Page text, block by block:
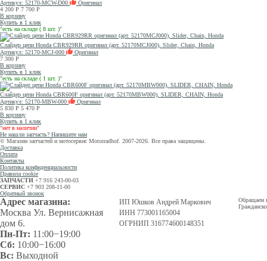
Артикул: 52170-MCW-D00
Оригинал
4 200 Р 7 700 Р
В корзину
Купить в 1 клик
"есть на складе ( 8 шт. )"
Слайдер цепи Honda CBR929RR оригинал (арт. 52170MCJ000), Slider, Chain, Honda
Артикул: 52170-MCJ-000
Оригинал
7 300 Р
В корзину
Купить в 1 клик
"есть на складе ( 1 шт. )"
Слайдер цепи Honda CBR600F оригинал (арт. 52170MBW000), SLIDER, CHAIN, Honda
Артикул: 52170-MBW-000
Оригинал
5 830 Р 5 470 Р
В корзину
Купить в 1 клик
"нет в наличии"
Не нашли запчасть? Напишите нам
© Магазин запчастей и мотосервис Motorradhof. 2007-2026. Все права защищены.
Доставка
Оплата
Контакты
Политика конфиденциальности
Правила cookie
ЗАПЧАСТИ +7 916 243-00-03
СЕРВИС +7 903 208-11-00
Обратный звонок
Адрес магазина:
Москва Ул. Вернисажная
дом 6.
Пн-Пт: 11:00−19:00
Сб: 10:00−16:00
Вс: Выходной
ИП Юшков Андрей Маркович
ИНН 773001165004
ОГРНИП 316774600148351
Обращаем